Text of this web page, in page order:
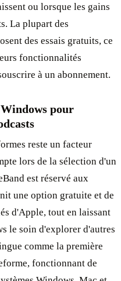
ou lorsque les gains
La plupart des
des essais gratuits, ce
fonctionnalités
à un abonnement.
pour
reste un facteur
lors de la sélection d'un
est réservé aux
une option gratuite et de
d'Apple, tout en laissant
le soin d'explorer d'autres
comme la première
fonctionnant de